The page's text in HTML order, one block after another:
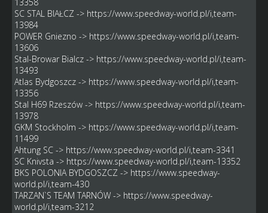
SC STAL BIAŁCZ -> https://www.speedway-world.pl/i,team-
13984
POWER Gniezno -> https://www.speedway-world.pl/i,team-
13606
Stal-Browar Bialcz -> https://www.speedway-world.pl/i,team-
13493
Atlas Bydgoszcz -> https://www.speedway-world.pl/i,team-
13356
Stal H69 Rzeszów -> https://www.speedway-world.pl/i,team-
13978
GKM Stockholm -> https://www.speedway-world.pl/i,team-
11499
Ahtung SC -> https://www.speedway-world.pl/i,team-3341
SC Knivsta -> https://www.speedway-world.pl/i,team-13352
BKS POLONIA BYDGOSZCZ -> https://www.speedway-
world.pl/i,team-430
TARZAN`S TEAM TARNÓW -> https://www.speedway-
world.pl/i,team-3212